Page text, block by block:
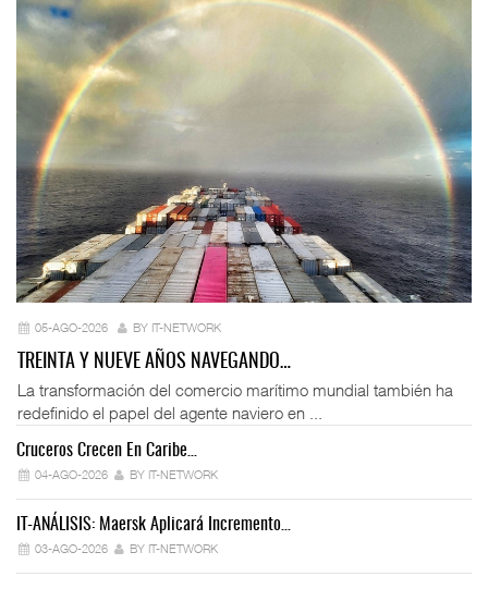
05-AGO-2026 BY IT-NETWORK
TREINTA Y NUEVE AÑOS NAVEGANDO…
La transformación del comercio marítimo mundial también ha
redefinido el papel del agente naviero en ...
Cruceros Crecen En Caribe…
04-AGO-2026 BY IT-NETWORK
IT-ANÁLISIS: Maersk Aplicará Incremento…
03-AGO-2026 BY IT-NETWORK